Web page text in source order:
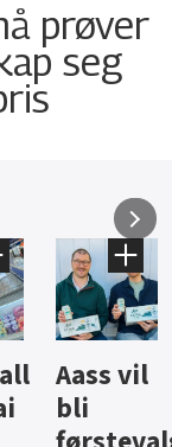
prøver
seg
Hard
iste fra